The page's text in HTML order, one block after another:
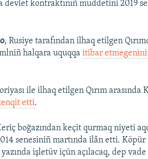
devlet kontraktınıñ muddetini 2019
, Rusiye tarafından ilhaq etilgen
halqara uquqqaitibar
ile ilhaq etilgen Qırım arasında
etti.
boğazından keçit qurmaq niyeti
senesiniñ martında ilân etti. Köpür
işletüv içün açılacaq, dep